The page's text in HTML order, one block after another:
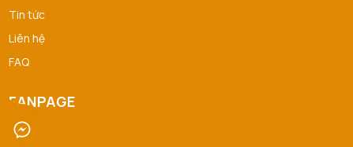
Tin tức
Liên hệ
FAQ
FANPAGE